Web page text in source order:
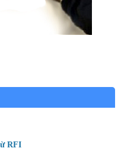
RFI